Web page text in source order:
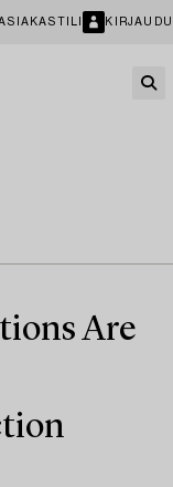
KIRJAUDU
Are